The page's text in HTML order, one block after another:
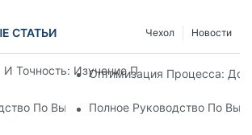
СТАТЬИ Новости
Чехол
И Точность: Изучение Преимуществ
Оптимизация Процесса:
По Выбору Идеальной Упаковочной
Полное Руководство По